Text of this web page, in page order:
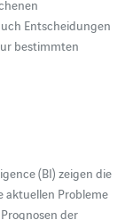
Entscheidungen
bestimmten
(BI) zeigen die
aktuellen Probleme
der